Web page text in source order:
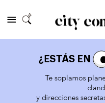
¿ESTÁS EN
Te soplamos
y direcciones